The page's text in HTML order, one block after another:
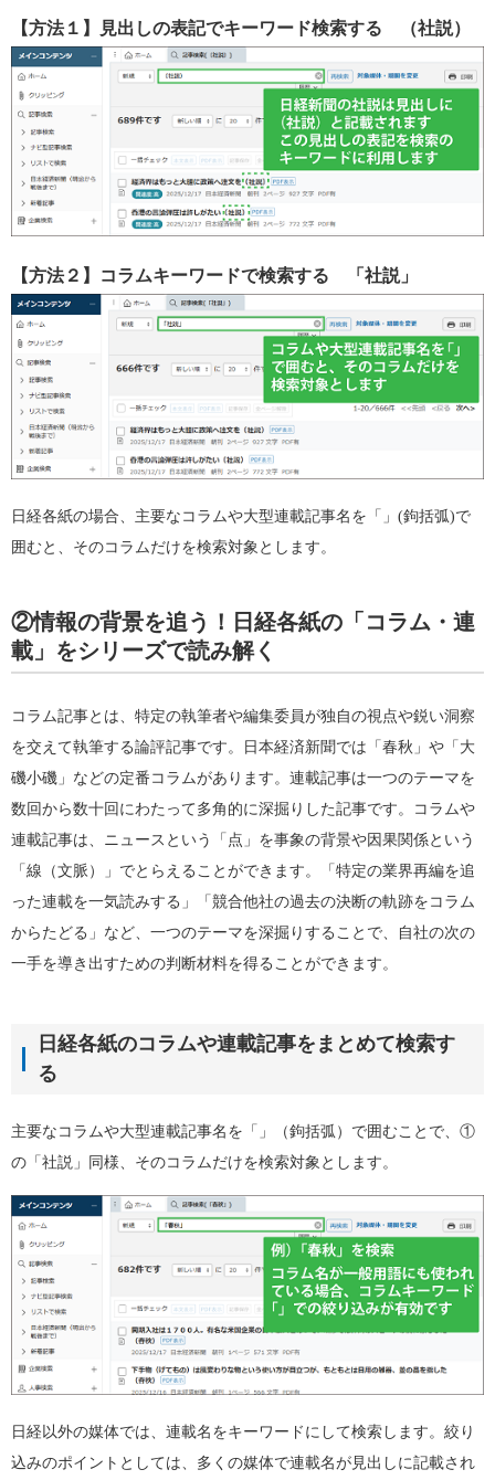
【方法１】見出しの表記でキーワード検索する （社説）
【方法２】コラムキーワードで検索する 「社説」
日経各紙の場合、主要なコラムや大型連載記事名を「」(鉤括弧)で
囲むと、そのコラムだけを検索対象とします。
②情報の背景を追う！日経各紙の「コラム・連
載」をシリーズで読み解く
コラム記事とは、特定の執筆者や編集委員が独自の視点や鋭い洞察
を交えて執筆する論評記事です。日本経済新聞では「春秋」や「大
磯小磯」などの定番コラムがあります。連載記事は一つのテーマを
数回から数十回にわたって多角的に深掘りした記事です。コラムや
連載記事は、ニュースという「点」を事象の背景や因果関係という
「線（文脈）」でとらえることができます。「特定の業界再編を追
った連載を一気読みする」「競合他社の過去の決断の軌跡をコラム
からたどる」など、一つのテーマを深掘りすることで、自社の次の
一手を導き出すための判断材料を得ることができます。
日経各紙のコラムや連載記事をまとめて検索す
る
主要なコラムや大型連載記事名を「」（鉤括弧）で囲むことで、①
の「社説」同様、そのコラムだけを検索対象とします。
日経以外の媒体では、連載名をキーワードにして検索します。絞り
込みのポイントとしては、多くの媒体で連載名が見出しに記載され